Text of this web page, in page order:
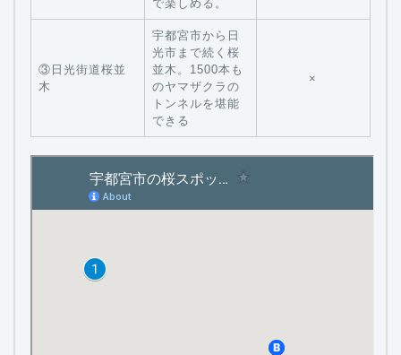
で楽しめる。
③日光街道桜並
木
宇都宮市から日
光市まで続く桜
並木。1500本も
のヤマザクラの
トンネルを堪能
できる
×